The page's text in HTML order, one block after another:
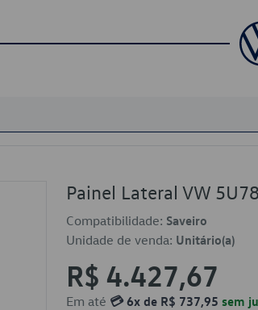
Painel Lateral VW
Compatibilidade: Saveiro
Unidade de venda: Unitário(a)
R$ 4.427,67
Em até 💳 6x de R$ 737,95 sem